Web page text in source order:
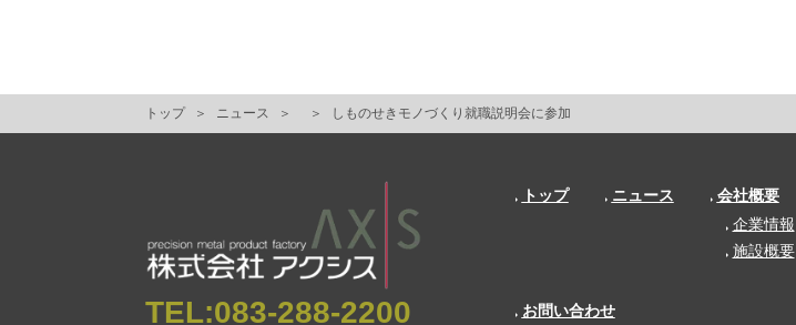
トップ ニュース しものせきモノづくり就職説明会に参加
TEL:083-288-2200
トップ ニュース
会社概要
企業情報
施設概要
お問い合わせ